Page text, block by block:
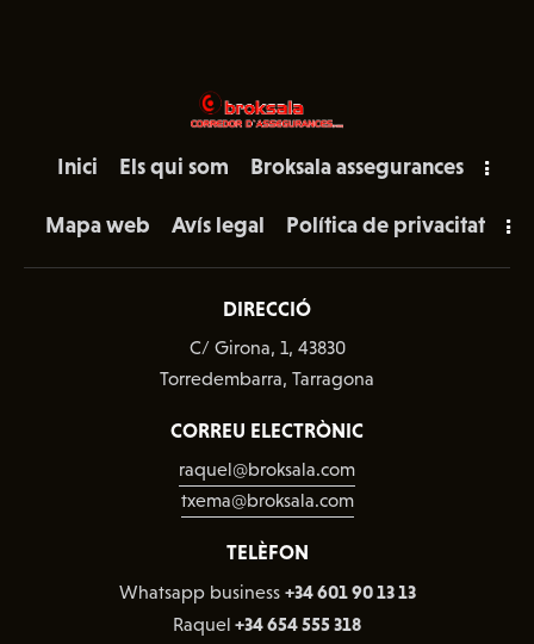
Inici Els qui som Broksala assegurances
Mapa web Avís legal Política de privacitat
DIRECCIÓ
C/ Girona, 1, 43830
Torredembarra, Tarragona
CORREU ELECTRÒNIC
raquel@broksala.com
txema@broksala.com
TELÈFON
Whatsapp business +34 601 90 13 13
Raquel +34 654 555 318